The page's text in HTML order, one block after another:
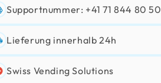
Supportnummer: +41 71 844 80 50
Lieferung innerhalb 24h
Swiss Vending Solutions